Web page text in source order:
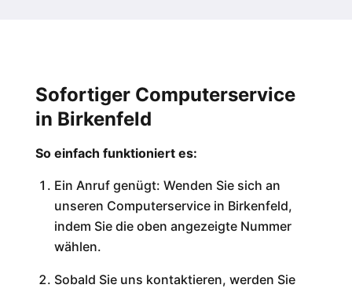
Sofortiger Computerservice
in Birkenfeld
So einfach funktioniert es:
Ein Anruf genügt: Wenden Sie sich an
unseren Computerservice in Birkenfeld,
indem Sie die oben angezeigte Nummer
wählen.
Sobald Sie uns kontaktieren, werden Sie